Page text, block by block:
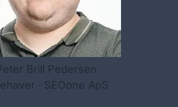
Brill Pedersen
· SEOone ApS